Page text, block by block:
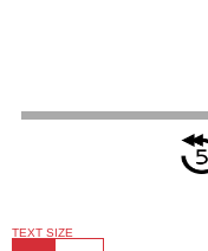
TEXT SIZE